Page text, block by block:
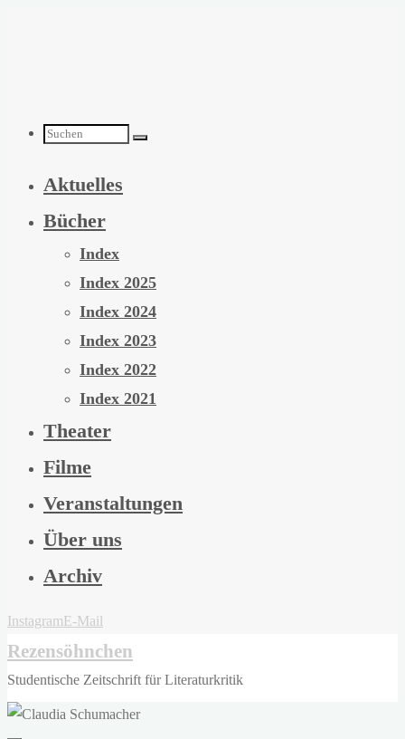
Suchen
nach:
Aktuelles
Bücher
Index
Index 2025
Index 2024
Index 2023
Index 2022
Index 2021
Theater
Filme
Veranstaltungen
Über uns
Archiv
InstagramE-Mail
Rezensöhnchen
Studentische Zeitschrift für Literaturkritik